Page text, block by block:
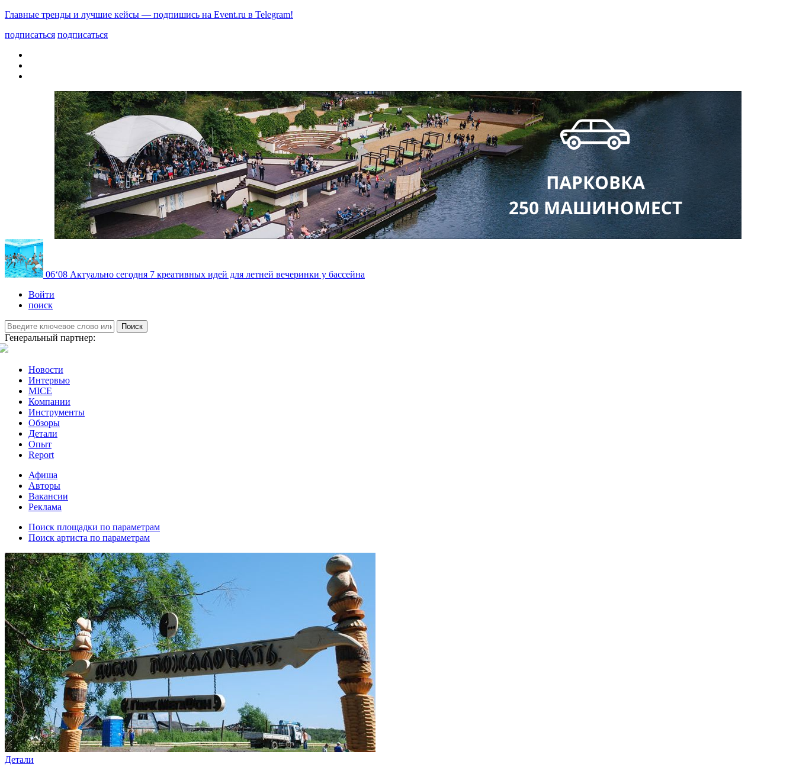
Главные тренды и лучшие кейсы — подпишись на Event.ru в Telegram!
подписаться подписаться
06‘08 Актуально сегодня 7 креативных идей для летней вечеринки у бассейна
Войти
поиск
Поиск
Генеральный партнер:
Новости
Интервью
MICE
Компании
Инструменты
Обзоры
Детали
Опыт
Report
Афиша
Авторы
Вакансии
Реклама
Поиск площадки по параметрам
Поиск артиста по параметрам
Детали